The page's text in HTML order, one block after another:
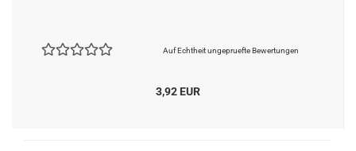
Auf Echtheit ungepruefte Bewertungen
3,92 EUR